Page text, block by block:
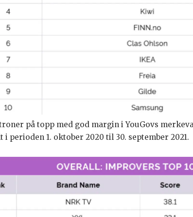
på topp med god margin i YouGovs
i perioden 1. oktober 2020 til 30. september 2021.